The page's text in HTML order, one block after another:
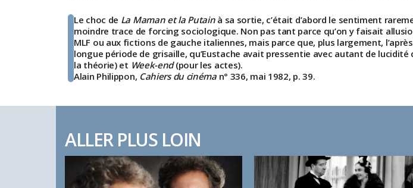
Le choc de La Maman et la Putainà sa sortie, c’était d’abord le sentiment
moindre trace de forcing sociologique. Non pas tant parce qu’on y faisait
MLF ou aux fictions de gauche italiennes, mais parce que, plus largement,
longue période de grisaille, qu’Eustache avait pressentie avec autant de
la théorie) et Week-end(pour les actes).
Alain Philippon, Cahiers du cinéman° 336, mai 1982, p. 39.
ALLER PLUS LOIN